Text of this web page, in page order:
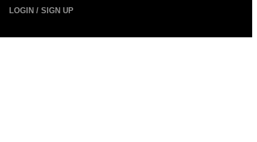
LOGIN / SIGN UP